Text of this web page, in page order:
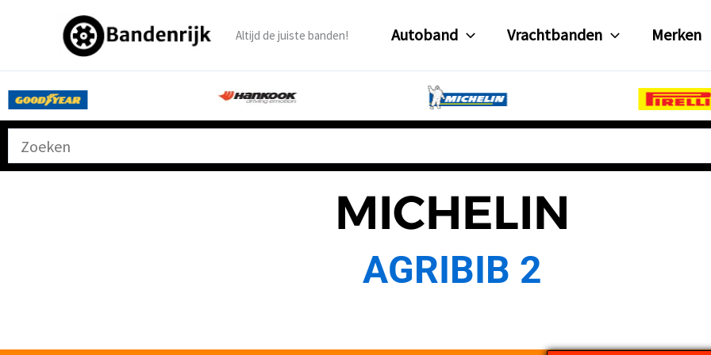
inhoud
Altijd de juiste banden! Autoband Vrachtbanden Merken
MICHELIN
AGRIBIB 2